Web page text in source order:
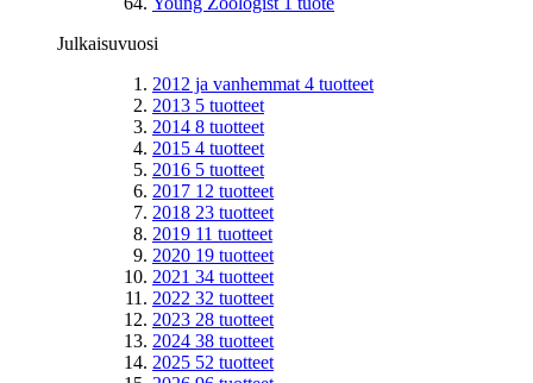
Julkaisuvuosi
2012 ja vanhemmat 4 tuotteet
2013 5 tuotteet
2014 8 tuotteet
2015 4 tuotteet
2016 5 tuotteet
2017 12 tuotteet
2018 23 tuotteet
2019 11 tuotteet
2020 19 tuotteet
2021 34 tuotteet
2022 32 tuotteet
2023 28 tuotteet
2024 38 tuotteet
2025 52 tuotteet